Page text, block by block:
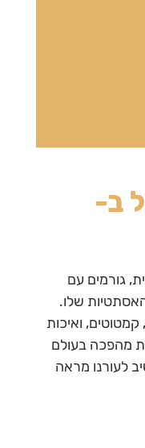
ב-
גורמים עם
שלו.
ואיכות
מהפכה בעולם
לעורנו מראה